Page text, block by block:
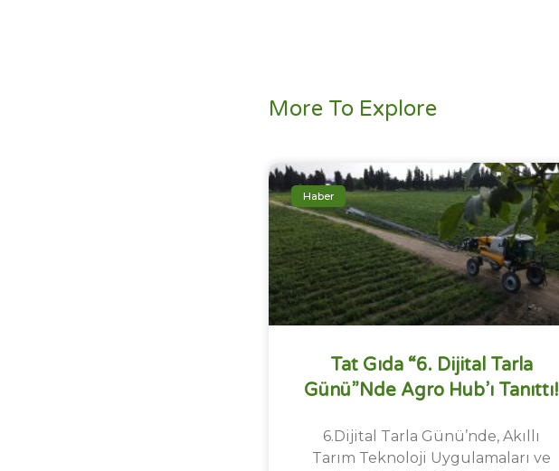
More To Explore
Haber
Tat Gıda “6. Dijital Tarla
Günü”nde Agro Hub’ı Tanıttı!
6.Dijital Tarla Günü’nde, Akıllı
Tarım Teknoloji Uygulamaları ve